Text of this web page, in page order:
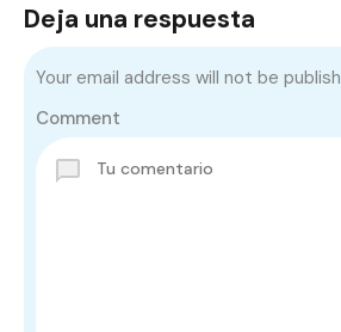
Deja una respuesta
Your email address will not be
Comment